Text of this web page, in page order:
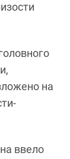
на
ввело